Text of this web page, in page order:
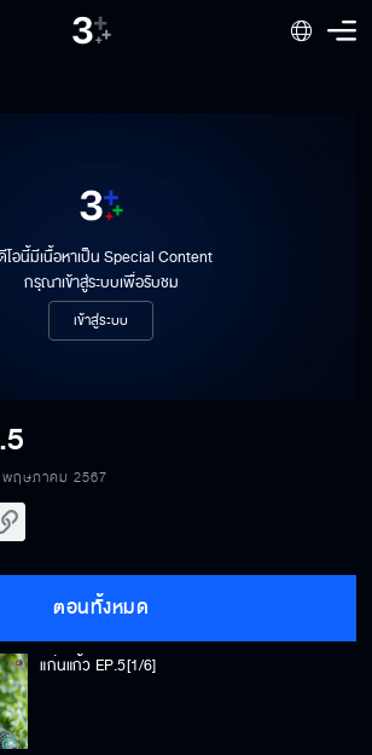
โอนี้มีเนื้อหาเป็น Special Content
กรุณาเข้าสู่ระบบเพื่อรับชม
เข้าสู่ระบบ
ฤษภาคม 2567
ตอนทั้งหมด
แก่นแก้ว EP.5[1/6]